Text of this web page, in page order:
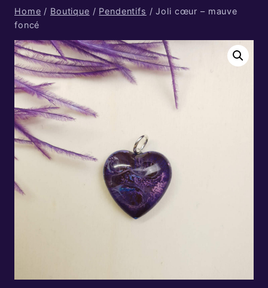
Home / Boutique / Pendentifs / Joli cœur – mauve
foncé